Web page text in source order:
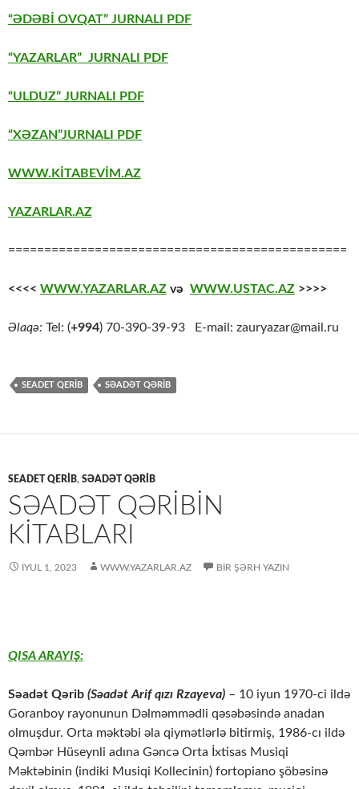
“ƏDƏBİ OVQAT” JURNALI PDF
“YAZARLAR” JURNALI PDF
“ULDUZ” JURNALI PDF
“XƏZAN”JURNALI PDF
WWW.KİTABEVİM.AZ
YAZARLAR.AZ
===============================================
<<<< WWW.YAZARLAR.AZ və WWW.USTAC.AZ >>>>
Əlaqə: Tel: (+994) 70-390-39-93 E-mail: zauryazar@mail.ru
SEADET QERIB SƏADƏT QƏRİB
SEADET QERIB, SƏADƏT QƏRİB
SƏADƏT QƏRİBİN
KİTABLARI
İYUL 1, 2023 WWW.YAZARLAR.AZ BIR ŞƏRH YAZIN
QISA ARAYIŞ:
Səadət Qərib (Səadət Arif qızı Rzayeva) – 10 iyun 1970-ci ildə
Goranboy rayonunun Dəlməmmədli qəsəbəsində anadan
olmuşdur. Orta məktəbi əla qiymətlərlə bitirmiş, 1986-cı ildə
Qəmbər Hüseynli adına Gəncə Orta İxtisas Musiqi
Məktəbinin (indiki Musiqi Kollecinin) fortopiano şöbəsinə